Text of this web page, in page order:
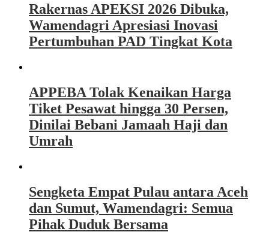
Rakernas APEKSI 2026 Dibuka,
Wamendagri Apresiasi Inovasi
Pertumbuhan PAD Tingkat Kota
APPEBA Tolak Kenaikan Harga
Tiket Pesawat hingga 30 Persen,
Dinilai Bebani Jamaah Haji dan
Umrah
Sengketa Empat Pulau antara Aceh
dan Sumut, Wamendagri: Semua
Pihak Duduk Bersama